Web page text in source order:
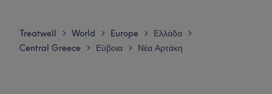
Treatwell > World > Europe > Ελλάδα >
Central Greece > Εύβοια > Νέα Αρτάκη